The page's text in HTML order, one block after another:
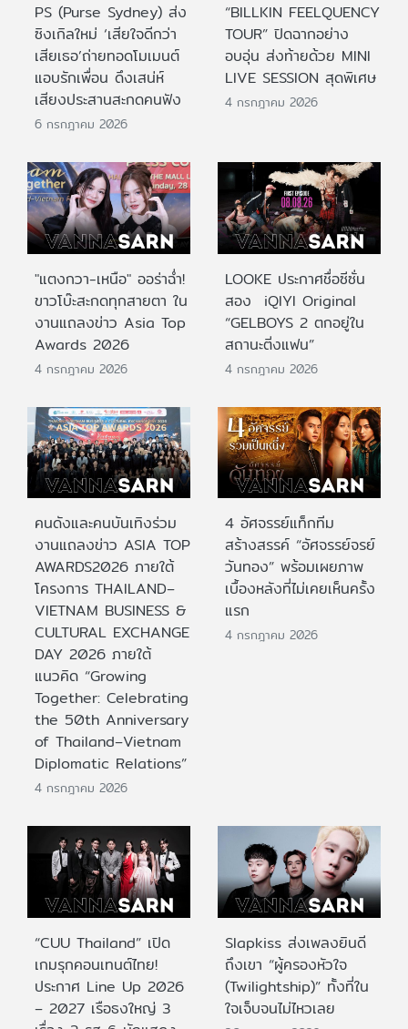
PS (Purse Sydney) ส่ง
ซิงเกิลใหม่ ‘เสียใจดีกว่า
เสียเธอ’ถ่ายทอดโมเมนต์
แอบรักเพื่อน ดึงเสน่ห์
เสียงประสานสะกดคนฟัง
6 กรกฎาคม 2026
“BILLKIN FEELQUENCY
TOUR” ปิดฉากอย่าง
อบอุ่น ส่งท้ายด้วย MINI
LIVE SESSION สุดพิเศษ
4 กรกฎาคม 2026
"แตงกวา-เหนือ" ออร่าฉ่ำ!
ขาวโบ๊ะสะกดทุกสายตา ใน
งานแถลงข่าว Asia Top
Awards 2026
4 กรกฎาคม 2026
LOOKE ประกาศชื่อซีซั่น
สอง iQIYI Original
“GELBOYS 2 ตกอยู่ใน
สถานะติ่งแฟน”
4 กรกฎาคม 2026
คนดังและคนบันเทิงร่วม
งานแถลงข่าว ASIA TOP
AWARDS2026 ภายใต้
โครงการ THAILAND–
VIETNAM BUSINESS &
CULTURAL EXCHANGE
DAY 2026 ภายใต้
แนวคิด “Growing
Together: Celebrating
the 50th Anniversary
of Thailand–Vietnam
Diplomatic Relations”
4 กรกฎาคม 2026
4 อัศจรรย์แท็กทีม
สร้างสรรค์ “อัศจรรย์จรย์
วันทอง” พร้อมเผยภาพ
เบื้องหลังที่ไม่เคยเห็นครั้ง
แรก
4 กรกฎาคม 2026
“CUU Thailand” เปิด
เกมรุกคอนเทนต์ไทย!
ประกาศ Line Up 2026
– 2027 เรือธงใหญ่ 3
Slapkiss ส่งเพลงยินดี
ถึงเขา “ผู้ครองหัวใจ
(Twilightship)” ทั้งที่ใน
ใจเจ็บจนไม่ไหวเลย